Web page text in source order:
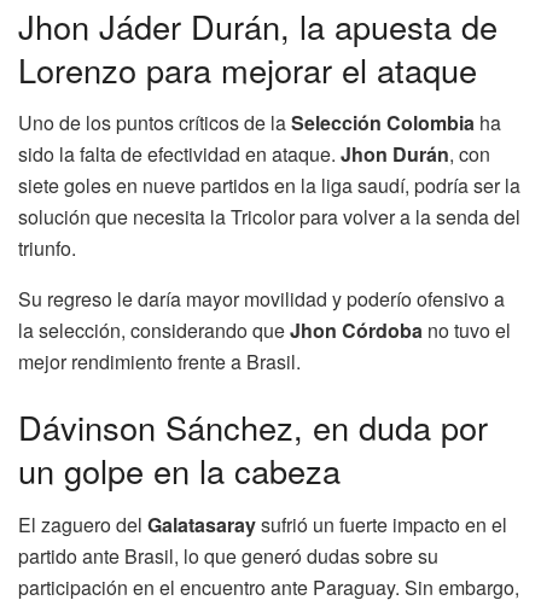
Jhon Jáder Durán, la apuesta de
Lorenzo para mejorar el ataque
Uno de los puntos críticos de laSelección Colombia ha
sido la falta de efectividad en ataque. Jhon Durán, con
siete goles en nueve partidos en la liga saudí, podría ser la
solución que necesita la Tricolor para volver a la senda del
triunfo.
Su regreso le daría mayor movilidad y poderío ofensivo a
la selección, considerando queJhon Córdoba no tuvo el
mejor rendimiento frente a Brasil.
Dávinson Sánchez, en duda por
un golpe en la cabeza
El zaguero del Galatasaraysufrió un fuerte impacto en el
partido ante Brasil, lo que generó dudas sobre su
participación en el encuentro ante Paraguay. Sin embargo,